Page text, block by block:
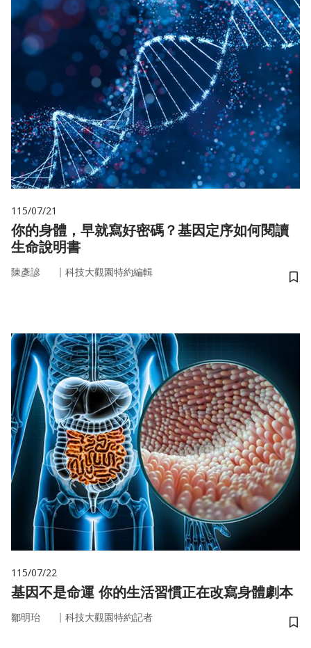
115/07/21
你的身體，早就寫好密碼？基因定序如何閱讀
生命說明書
陳彥諺 ｜ 科技大觀園特約編輯
儲
115/07/22
基因不是命運 你的生活習慣正在改寫身體劇本
鄒明珆 ｜ 科技大觀園特約記者
儲